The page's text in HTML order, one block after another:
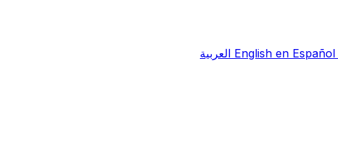
English en Español العربية